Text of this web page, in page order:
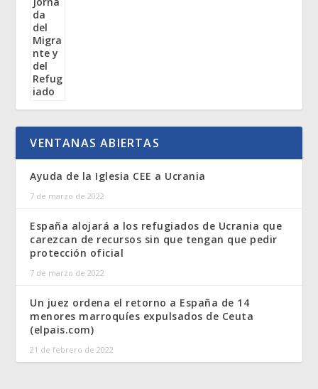
VENTANAS ABIERTAS
Ayuda de la Iglesia CEE a Ucrania
7 de marzo de 2022
España alojará a los refugiados de Ucrania que
carezcan de recursos sin que tengan que pedir
protección oficial
7 de marzo de 2022
Un juez ordena el retorno a España de 14
menores marroquíes expulsados de Ceuta
(elpais.com)
21 de febrero de 2022